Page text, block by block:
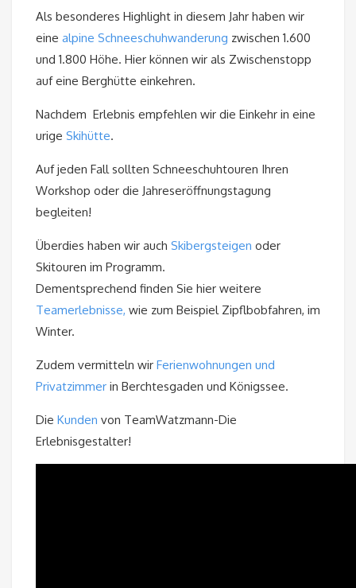
Als besonderes Highlight in diesem Jahr haben wir
eine alpine Schneeschuhwanderung zwischen 1.600
und 1.800 Höhe. Hier können wir als Zwischenstopp
auf eine Berghütte einkehren.
Nachdem Erlebnis empfehlen wir die Einkehr in eine
urige Skihütte.
Auf jeden Fall sollten Schneeschuhtouren Ihren
Workshop oder die Jahreseröffnungstagung
begleiten!
Überdies haben wir auch Skibergsteigen oder
Skitouren im Programm.
Dementsprechend finden Sie hier weitere
Teamerlebnisse, wie zum Beispiel Zipflbobfahren, im
Winter.
Zudem vermitteln wir Ferienwohnungen und
Privatzimmer in Berchtesgaden und Königssee.
Die Kunden von TeamWatzmann-Die
Erlebnisgestalter!